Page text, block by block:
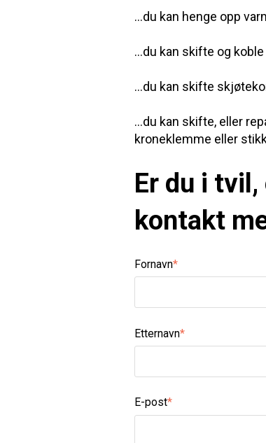
...du kan henge opp
...du kan skifte og
...du kan skifte
...du kan skifte, eller
kroneklemme eller
Er du i
kontakt
Fornavn*
Etternavn*
E-post*